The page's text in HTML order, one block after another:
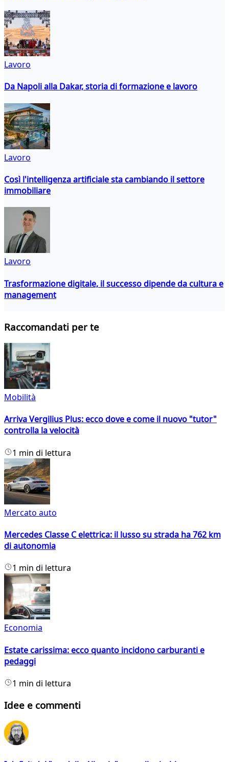
Lavoro
Da Napoli alla Dakar, storia di formazione e lavoro
Lavoro
Così l'intelligenza artificiale sta cambiando il settore
immobiliare
Lavoro
Trasformazione digitale, il successo dipende da cultura e
management
Raccomandati per te
Mobilità
Arriva Vergilius Plus: ecco dove e come il nuovo "tutor"
controlla la velocità
1 min di lettura
Mercato auto
Mercedes Classe C elettrica: il lusso su strada ha 762 km
di autonomia
1 min di lettura
Economia
Estate carissima: ecco quanto incidono carburanti e
pedaggi
1 min di lettura
Idee e commenti